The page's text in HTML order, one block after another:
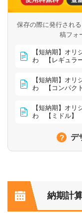
保存の際に発行され
稿フォ
【短納期】オリ
わ 【レギュラー
【短納期】オリ
わ 【コンパクト
【短納期】オリ
わ 【ミドル】
デ
納期計